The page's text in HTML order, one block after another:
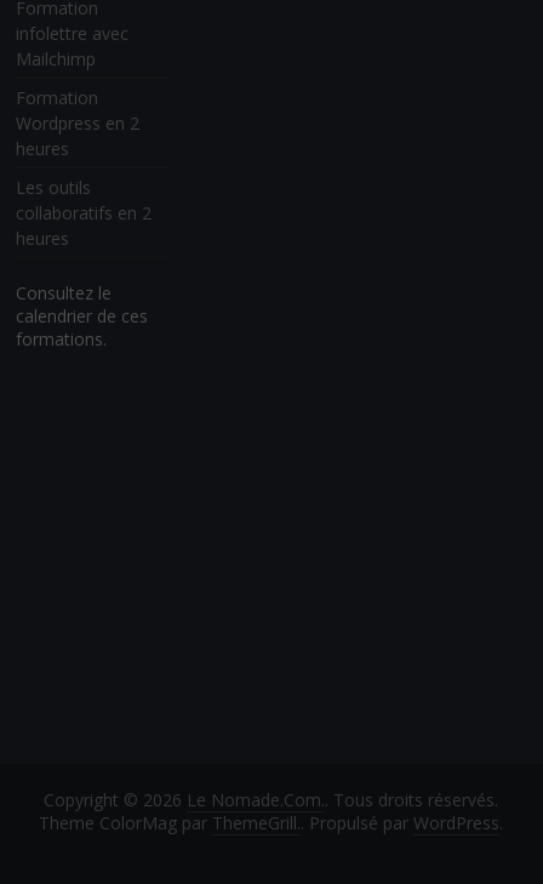
Formation
infolettre avec
Mailchimp
Formation
Wordpress en 2
heures
Les outils
collaboratifs en 2
heures
Consultez le
calendrier de ces
formations.
Copyright © 2026 Le Nomade.Com.. Tous droits réservés.
Theme ColorMag par ThemeGrill.. Propulsé parWordPress.